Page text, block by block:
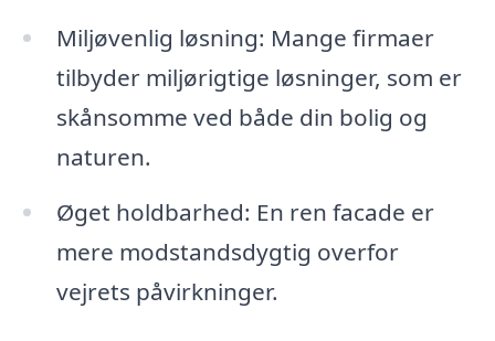
Miljøvenlig løsning: Mange firmaer
tilbyder miljørigtige løsninger, som er
skånsomme ved både din bolig og
naturen.
Øget holdbarhed: En ren facade er
mere modstandsdygtig overfor
vejrets påvirkninger.